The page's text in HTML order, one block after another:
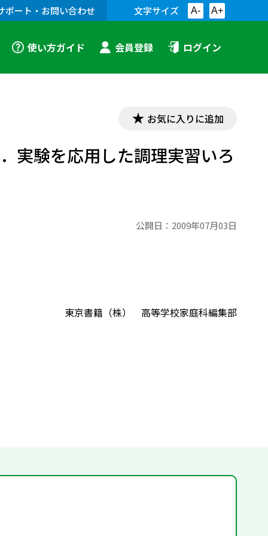
ポート・お問い合わせ 文字サイズ A- A+
使い方ガイド 会員登録 ログイン
お気に入りに追加
実験を応用した調理実習いろ
公開日： 2009年07月03日
東京書籍（株） 高等学校家庭科編集部